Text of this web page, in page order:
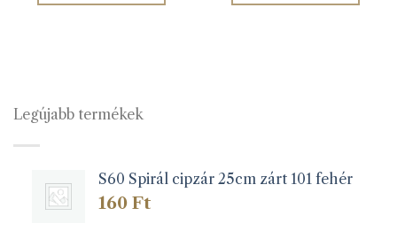
Legújabb termékek
S60 Spirál cipzár 25cm zárt 101 fehér
160 Ft